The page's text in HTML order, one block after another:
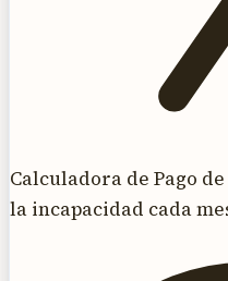
Calculadora de Pago de
la incapacidad cada